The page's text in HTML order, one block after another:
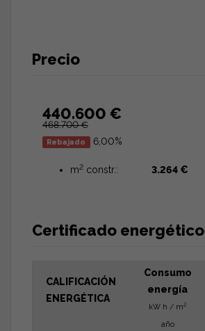
Precio
440.600 €
468.700 €
Rebajado 6,00%
m2 constr.: 3.264 €
Certificado energético
CALIFICACIÓN
ENERGÉTICA
Consumo
energía
kW h / m2
año